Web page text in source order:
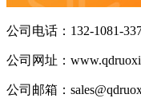
公司电话： 132-1081-
公司网址：
公司邮箱：